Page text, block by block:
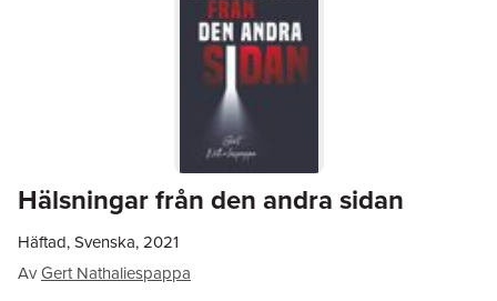
Hälsningar från den andra sidan
Häftad, Svenska, 2021
AvGert Nathaliespappa